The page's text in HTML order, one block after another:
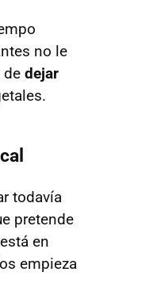
no le
de dejar
todavía
pretende
en
empieza